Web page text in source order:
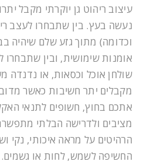
עיצוב ריהוט גן יוקרתי מקבל
נעשה בעץ. בין שתבחרו לעצב
וכדומה) מתוך גזע שלם שיהיה
אומנות שימושית, ובין שתבחרו
שולחן אוכל וכסאות, או נדנדה
מקבלים יתר חשיבות כאשר
אתכם בחוץ, חשופים לתנאי
מציבים ולדרישה הבלתי
הרהיטים על מראה איכותי, נקי
החשיפה לשמש, לחות או גשמים.